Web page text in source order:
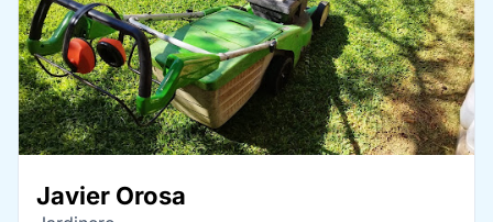
Javier Orosa